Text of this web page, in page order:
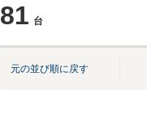
81 台
元の並び順に戻す